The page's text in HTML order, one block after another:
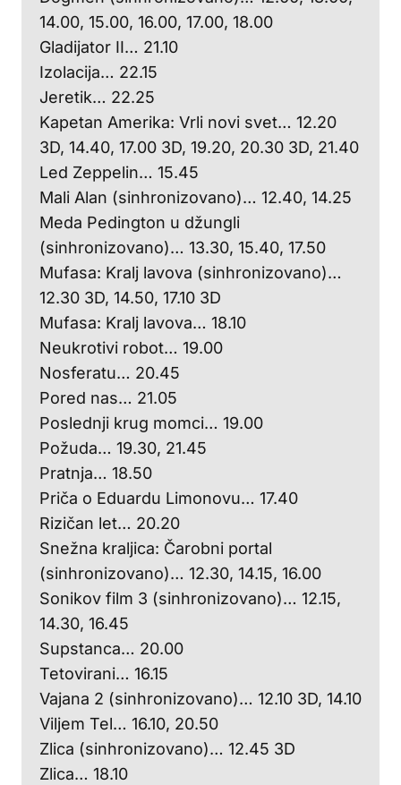
14.00, 15.00, 16.00, 17.00, 18.00
Gladijator II… 21.10
Izolacija… 22.15
Jeretik… 22.25
Kapetan Amerika: Vrli novi svet… 12.20
3D, 14.40, 17.00 3D, 19.20, 20.30 3D, 21.40
Led Zeppelin… 15.45
Mali Alan (sinhronizovano)… 12.40, 14.25
Meda Pedington u džungli
(sinhronizovano)… 13.30, 15.40, 17.50
Mufasa: Kralj lavova (sinhronizovano)…
12.30 3D, 14.50, 17.10 3D
Mufasa: Kralj lavova… 18.10
Neukrotivi robot… 19.00
Nosferatu… 20.45
Pored nas… 21.05
Poslednji krug momci… 19.00
Požuda… 19.30, 21.45
Pratnja… 18.50
Priča o Eduardu Limonovu… 17.40
Rizičan let… 20.20
Snežna kraljica: Čarobni portal
(sinhronizovano)… 12.30, 14.15, 16.00
Sonikov film 3 (sinhronizovano)… 12.15,
14.30, 16.45
Supstanca… 20.00
Tetovirani… 16.15
Vajana 2 (sinhronizovano)… 12.10 3D, 14.10
Viljem Tel… 16.10, 20.50
Zlica (sinhronizovano)… 12.45 3D
Zlica… 18.10